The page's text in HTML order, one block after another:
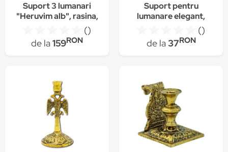
Suport 3 lumanari
"Heruvim alb", rasina,
()
de la159RON
Suport pentru
lumanare elegant,
auriu, 17 cm, Koopman
()
de la37RON